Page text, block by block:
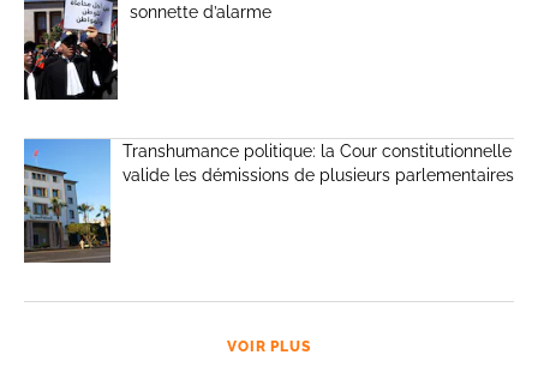
sonnette d’alarme
Transhumance politique: la Cour constitutionnelle
valide les démissions de plusieurs parlementaires
VOIR PLUS